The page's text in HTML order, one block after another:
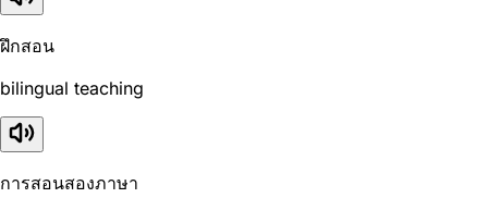
ฝึกสอน
bilingual teaching
การสอนสองภาษา